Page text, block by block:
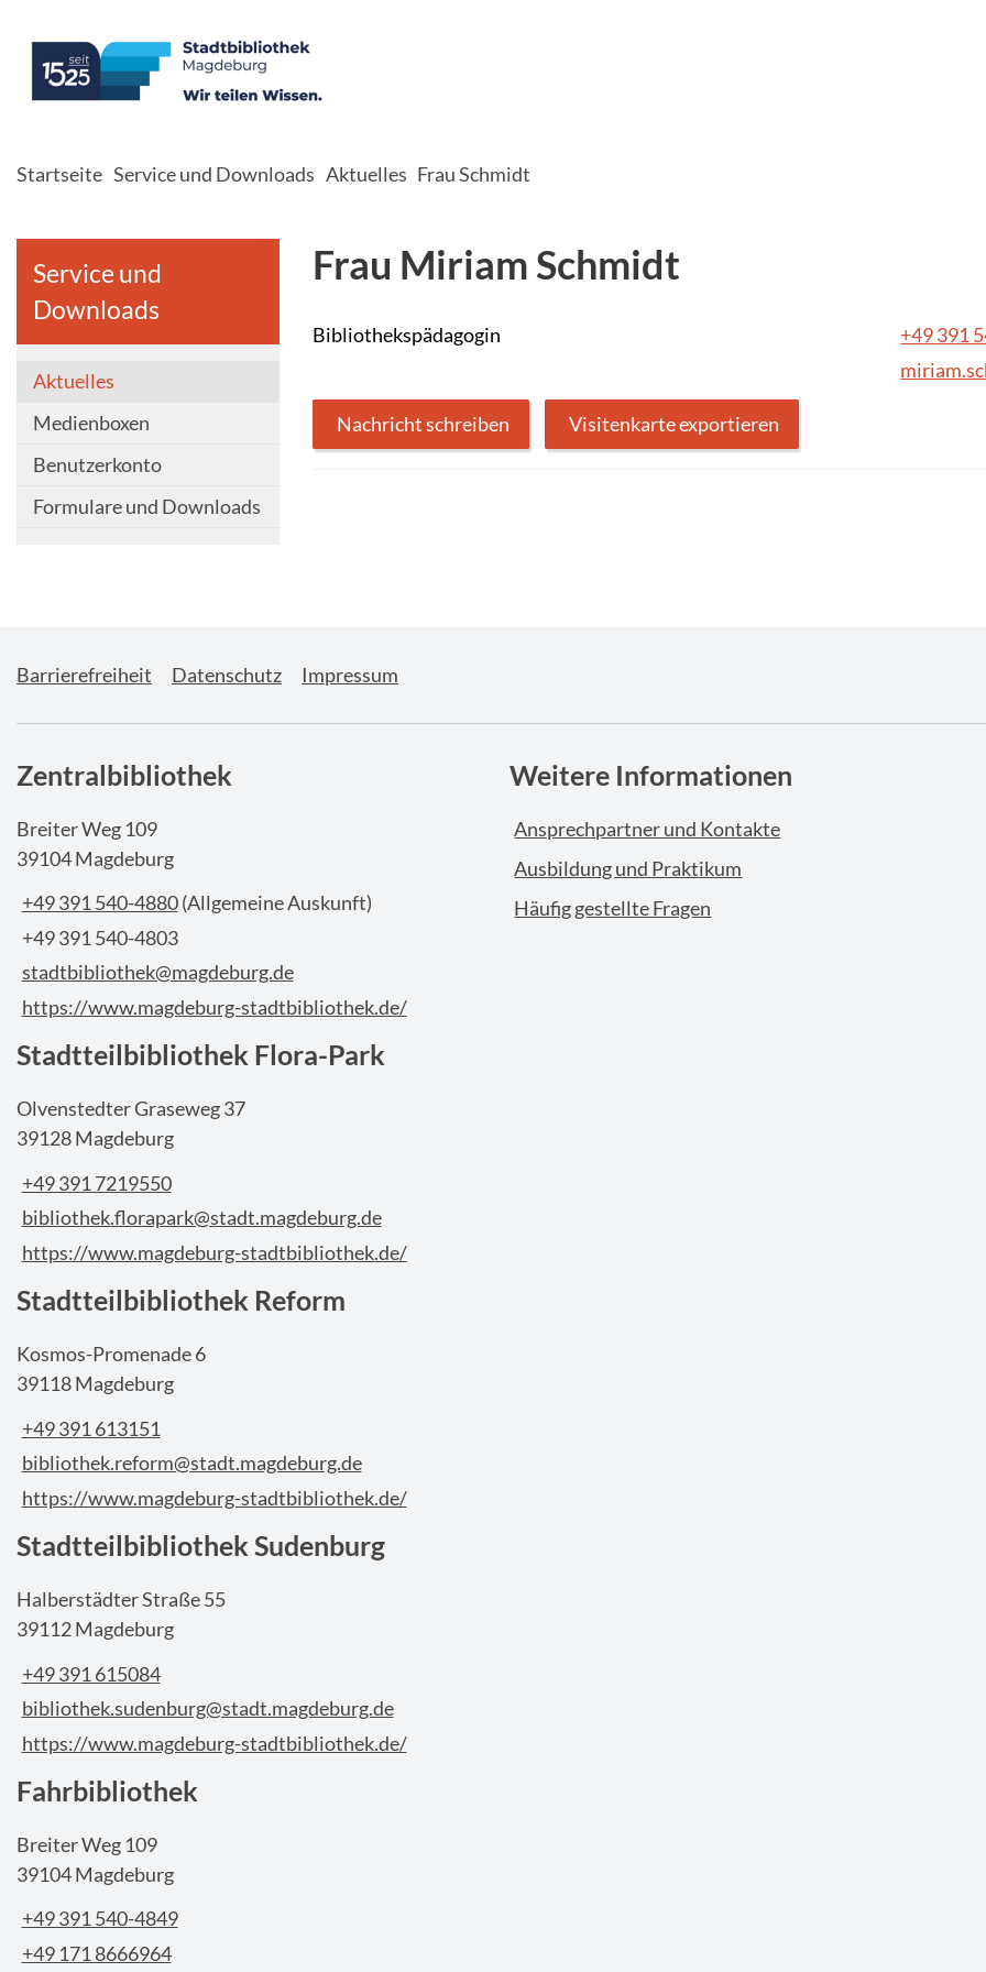
Startseite Service und Downloads Aktuelles Frau Schmidt
Service und
Downloads
Aktuelles
Medienboxen
Benutzerkonto
Formulare und Downloads
Frau Miriam Schmidt
Bibliothekspädagogin
+49 391
Nachricht schreiben Visitenkarte exportieren
Barrierefreiheit Datenschutz Impressum
Zentralbibliothek
Breiter Weg 109
39104 Magdeburg
+49 391 540-4880 (Allgemeine Auskunft)
+49 391 540-4803
stadtbibliothek@magdeburg.de
https://www.magdeburg-stadtbibliothek.de/
Stadtteilbibliothek Flora-Park
Olvenstedter Graseweg 37
39128 Magdeburg
+49 391 7219550
bibliothek.florapark@stadt.magdeburg.de
https://www.magdeburg-stadtbibliothek.de/
Stadtteilbibliothek Reform
Kosmos-Promenade 6
39118 Magdeburg
+49 391 613151
bibliothek.reform@stadt.magdeburg.de
https://www.magdeburg-stadtbibliothek.de/
Stadtteilbibliothek Sudenburg
Halberstädter Straße 55
39112 Magdeburg
+49 391 615084
bibliothek.sudenburg@stadt.magdeburg.de
https://www.magdeburg-stadtbibliothek.de/
Fahrbibliothek
Breiter Weg 109
39104 Magdeburg
+49 391 540-4849
+49 171 8666964
Weitere Informationen
Ansprechpartner und Kontakte
Ausbildung und Praktikum
Häufig gestellte Fragen